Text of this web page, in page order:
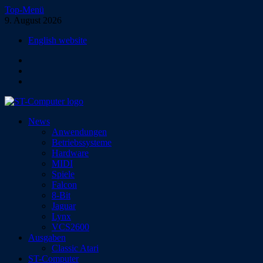
Zum
Inhalt
Top-Menü
9. August 2026
English website
ST-Computer
Das Magazin für Atari-Computer und -Konsolen
News
Anwendungen
Betriebssysteme
Hardware
MIDI
Spiele
Falcon
8-Bit
Jaguar
Lynx
VCS2600
Ausgaben
Classic Atari
ST-Computer